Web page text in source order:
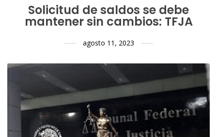
Solicitud de saldos se debe
mantener sin cambios: TFJA
agosto 11, 2023